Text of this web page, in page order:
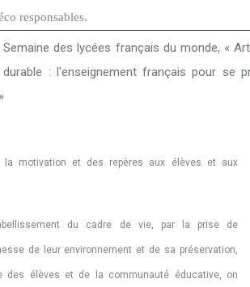
des lycées français du monde, «
: l'enseignement français pour se
responsables.
la motivation et des repères aux élèves et aux
du cadre de vie, par la prise de
de leur environnement et de sa préservation,
des élèves et de la communauté éducative, on